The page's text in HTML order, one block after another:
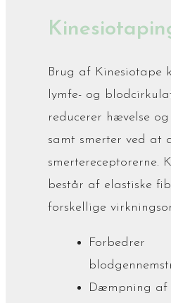
Brug af Kinesiotape
lymfe- og
reducerer hævelse
samt smerter ved at
smertereceptorerne.
består af elastiske
forskellige
Forbedrer
Dæmpning af